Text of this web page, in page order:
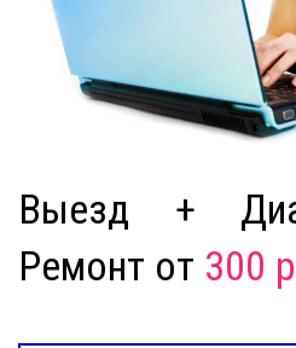
Выезд +
Ремонт от 300